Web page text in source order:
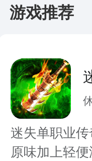
游戏推荐
迷失单职业
原味加上轻